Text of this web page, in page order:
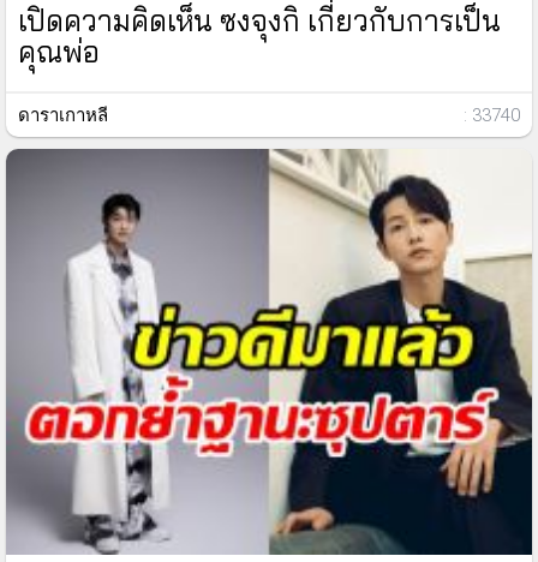
เปิดความคิดเห็น ซงจุงกิ เกี่ยวกับการเป็น
คุณพ่อ
ดาราเกาหลี : 33740